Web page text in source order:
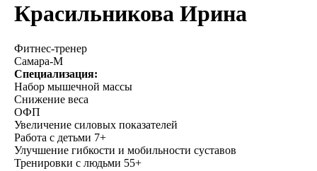
Красильникова Ирина
Фитнес-тренер
Самара-М
Специализация:
Набор мышечной массы
Снижение веса
ОФП
Увеличение силовых показателей
Работа с детьми 7+
Улучшение гибкости и мобильности суставов
Тренировки с людьми 55+